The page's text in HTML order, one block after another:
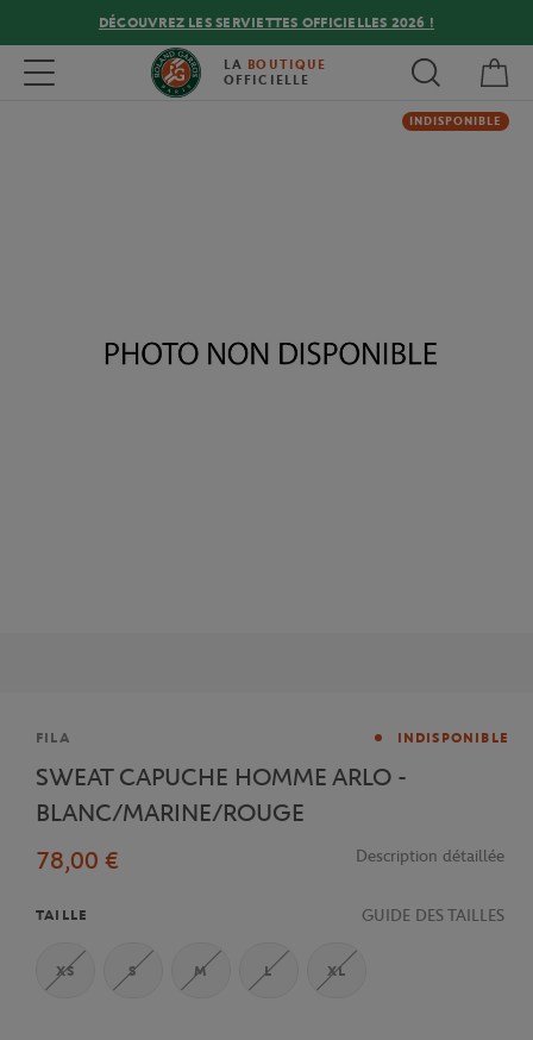
DÉCOUVREZ LES SERVIETTES OFFICIELLES 2026 !
Toggle navigation LA BOUTIQUE
OFFICIELLE
INDISPONIBLE
Marque
FILA INDISPONIBLE
SWEAT CAPUCHE HOMME ARLO -
BLANC/MARINE/ROUGE
78,00 €
Description détaillée
TAILLE GUIDE DES TAILLES
XS S M L XL